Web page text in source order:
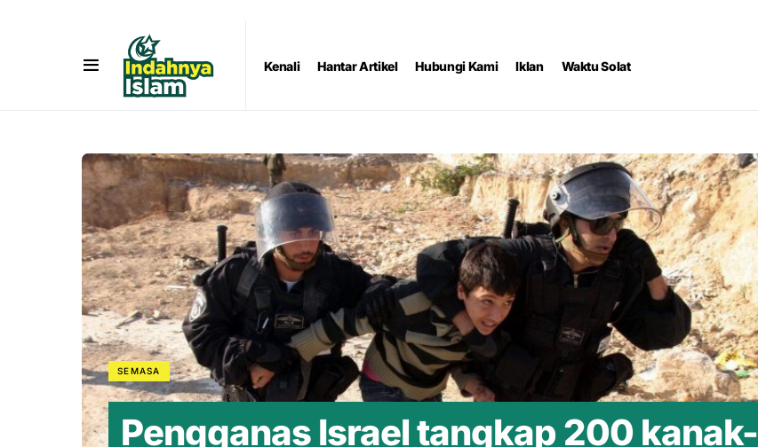
Kenali Hantar Artikel Hubungi Kami Iklan Waktu Solat
SEMASA
Pengganas Israel tangkap 200 kanak-